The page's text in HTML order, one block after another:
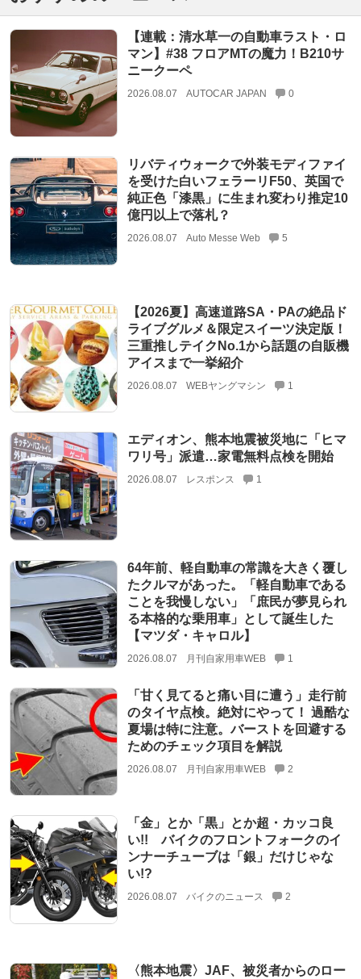
【連載：清水草一の自動車ラスト・ロ
マン】#38 フロアMTの魔力！B210サ
ニークーペ
2026.08.07 AUTOCAR JAPAN 0
リバティウォークで外装モディファイ
を受けた白いフェラーリF50、英国で
純正色「漆黒」に生まれ変わり推定10
億円以上で落札？
2026.08.07 Auto Messe Web 5
【2026夏】高速道路SA・PAの絶品ド
ライブグルメ＆限定スイーツ決定版！
三重推しテイクNo.1から話題の自販機
アイスまで一挙紹介
2026.08.07 WEBヤングマシン 1
エディオン、熊本地震被災地に「ヒマ
ワリ号」派遣…家電無料点検を開始
2026.08.07 レスポンス 1
64年前、軽自動車の常識を大きく覆し
たクルマがあった。「軽自動車である
ことを我慢しない」「庶民が夢見られ
る本格的な乗用車」として誕生した
【マツダ・キャロル】
2026.08.07 月刊自家用車WEB 1
「甘く見てると痛い目に遭う」走行前
のタイヤ点検。絶対にやって！ 過酷な
夏場は特に注意。バーストを回避する
ためのチェック項目を解説
2026.08.07 月刊自家用車WEB 2
「金」とか「黒」とか超・カッコ良
い!! バイクのフロントフォークのイ
ンナーチューブは「銀」だけじゃな
い!?
2026.08.07 バイクのニュース 2
〈熊本地震〉JAF、被災者からのロー